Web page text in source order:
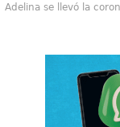
Adelina se llevó la